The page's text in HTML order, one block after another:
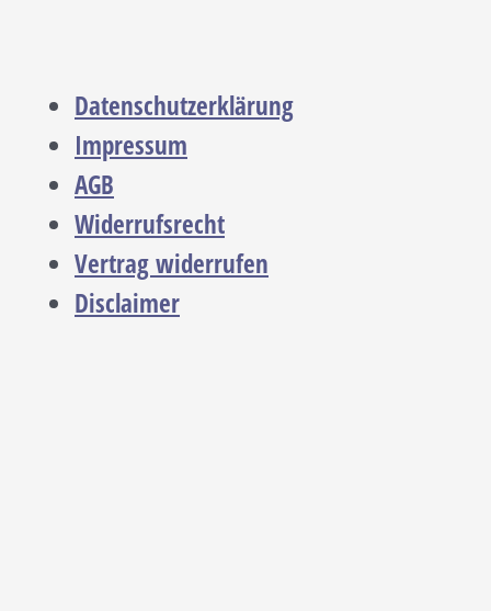
Datenschutzerklärung
Impressum
AGB
Widerrufsrecht
Vertrag widerrufen
Disclaimer